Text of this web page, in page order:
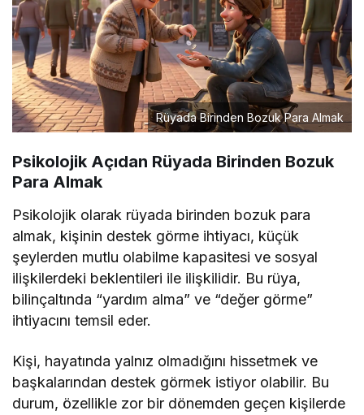
Rüyada Birinden Bozuk Para Almak
Psikolojik Açıdan Rüyada Birinden Bozuk
Para Almak
Psikolojik olarak rüyada birinden bozuk para
almak, kişinin destek görme ihtiyacı, küçük
şeylerden mutlu olabilme kapasitesi ve sosyal
ilişkilerdeki beklentileri ile ilişkilidir. Bu rüya,
bilinçaltında “yardım alma” ve “değer görme”
ihtiyacını temsil eder.
Kişi, hayatında yalnız olmadığını hissetmek ve
başkalarından destek görmek istiyor olabilir. Bu
durum, özellikle zor bir dönemden geçen kişilerde